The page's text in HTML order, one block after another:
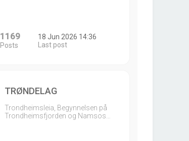
1169
Posts
18 Jun 2026 14:36
Last post
TRØNDELAG
Trondheimsleia, Begynnelsen på
Trondheimsfjorden og Namsos…